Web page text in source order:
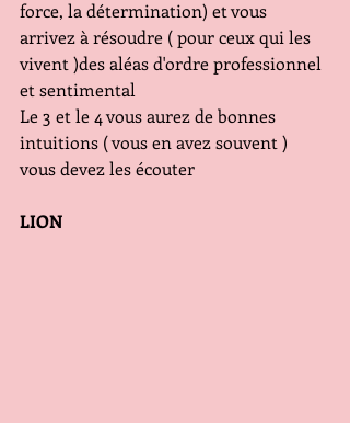
force, la détermination) et vous
arrivez à résoudre ( pour ceux qui les
vivent )des aléas d'ordre professionnel
et sentimental
Le 3 et le 4 vous aurez de bonnes
intuitions ( vous en avez souvent )
vous devez les écouter
LION